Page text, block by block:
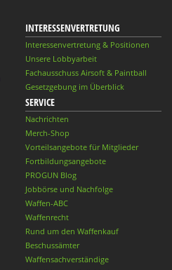
INTERESSENVERTRETUNG
Interessenvertretung & Positionen
Unsere Lobbyarbeit
Fachausschuss Airsoft & Paintball
Gesetzgebung im Überblick
SERVICE
Nachrichten
Merch-Shop
Vorteilsangebote für Mitglieder
Fortbildungsangebote
PROGUN Blog
Jobbörse und Nachfolge
Waffen-ABC
Waffenrecht
Rund um den Waffenkauf
Beschussämter
Waffensachverständige